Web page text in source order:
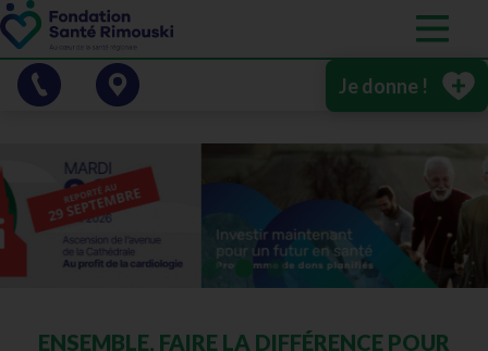
Je donne !
ENSEMBLE, FAIRE LA DIFFÉRENCE POUR